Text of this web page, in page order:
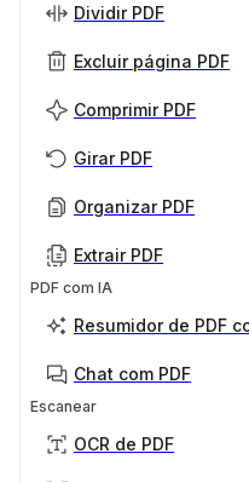
Dividir PDF
Excluir página PDF
Comprimir PDF
Girar PDF
Organizar PDF
Extrair PDF
PDF com IA
Resumidor de PDF
Chat com PDF
Escanear
OCR de PDF